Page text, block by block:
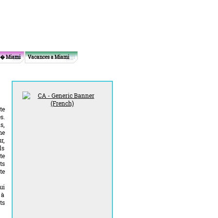
Miami Vacances a Miami